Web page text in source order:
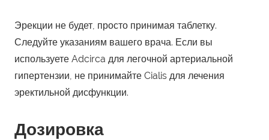
Эрекции не будет, просто принимая таблетку.
Следуйте указаниям вашего врача. Если вы
используете Adcirca для легочной артериальной
гипертензии, не принимайте Cialis для лечения
эректильной дисфункции.
Дозировка